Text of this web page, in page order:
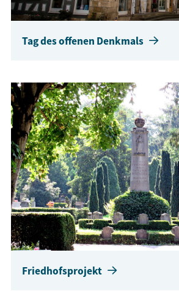
Tag des offenen Denkmals
Friedhofsprojekt